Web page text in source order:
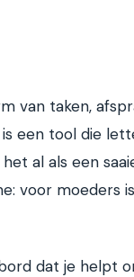
van taken,
een tool die
al als een
voor moeders
dat je helpt